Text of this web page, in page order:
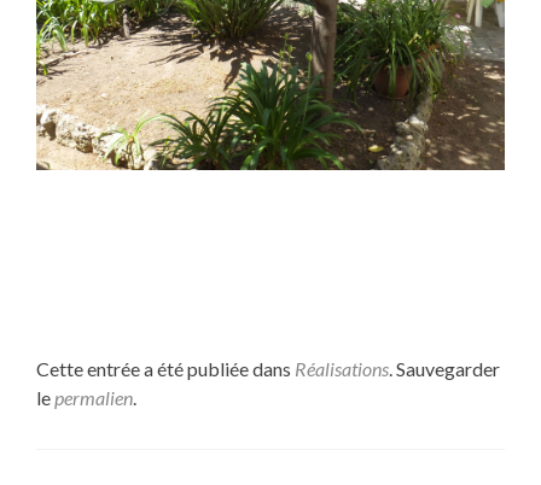
Cette entrée a été publiée dans Réalisations. Sauvegarder
lepermalien.